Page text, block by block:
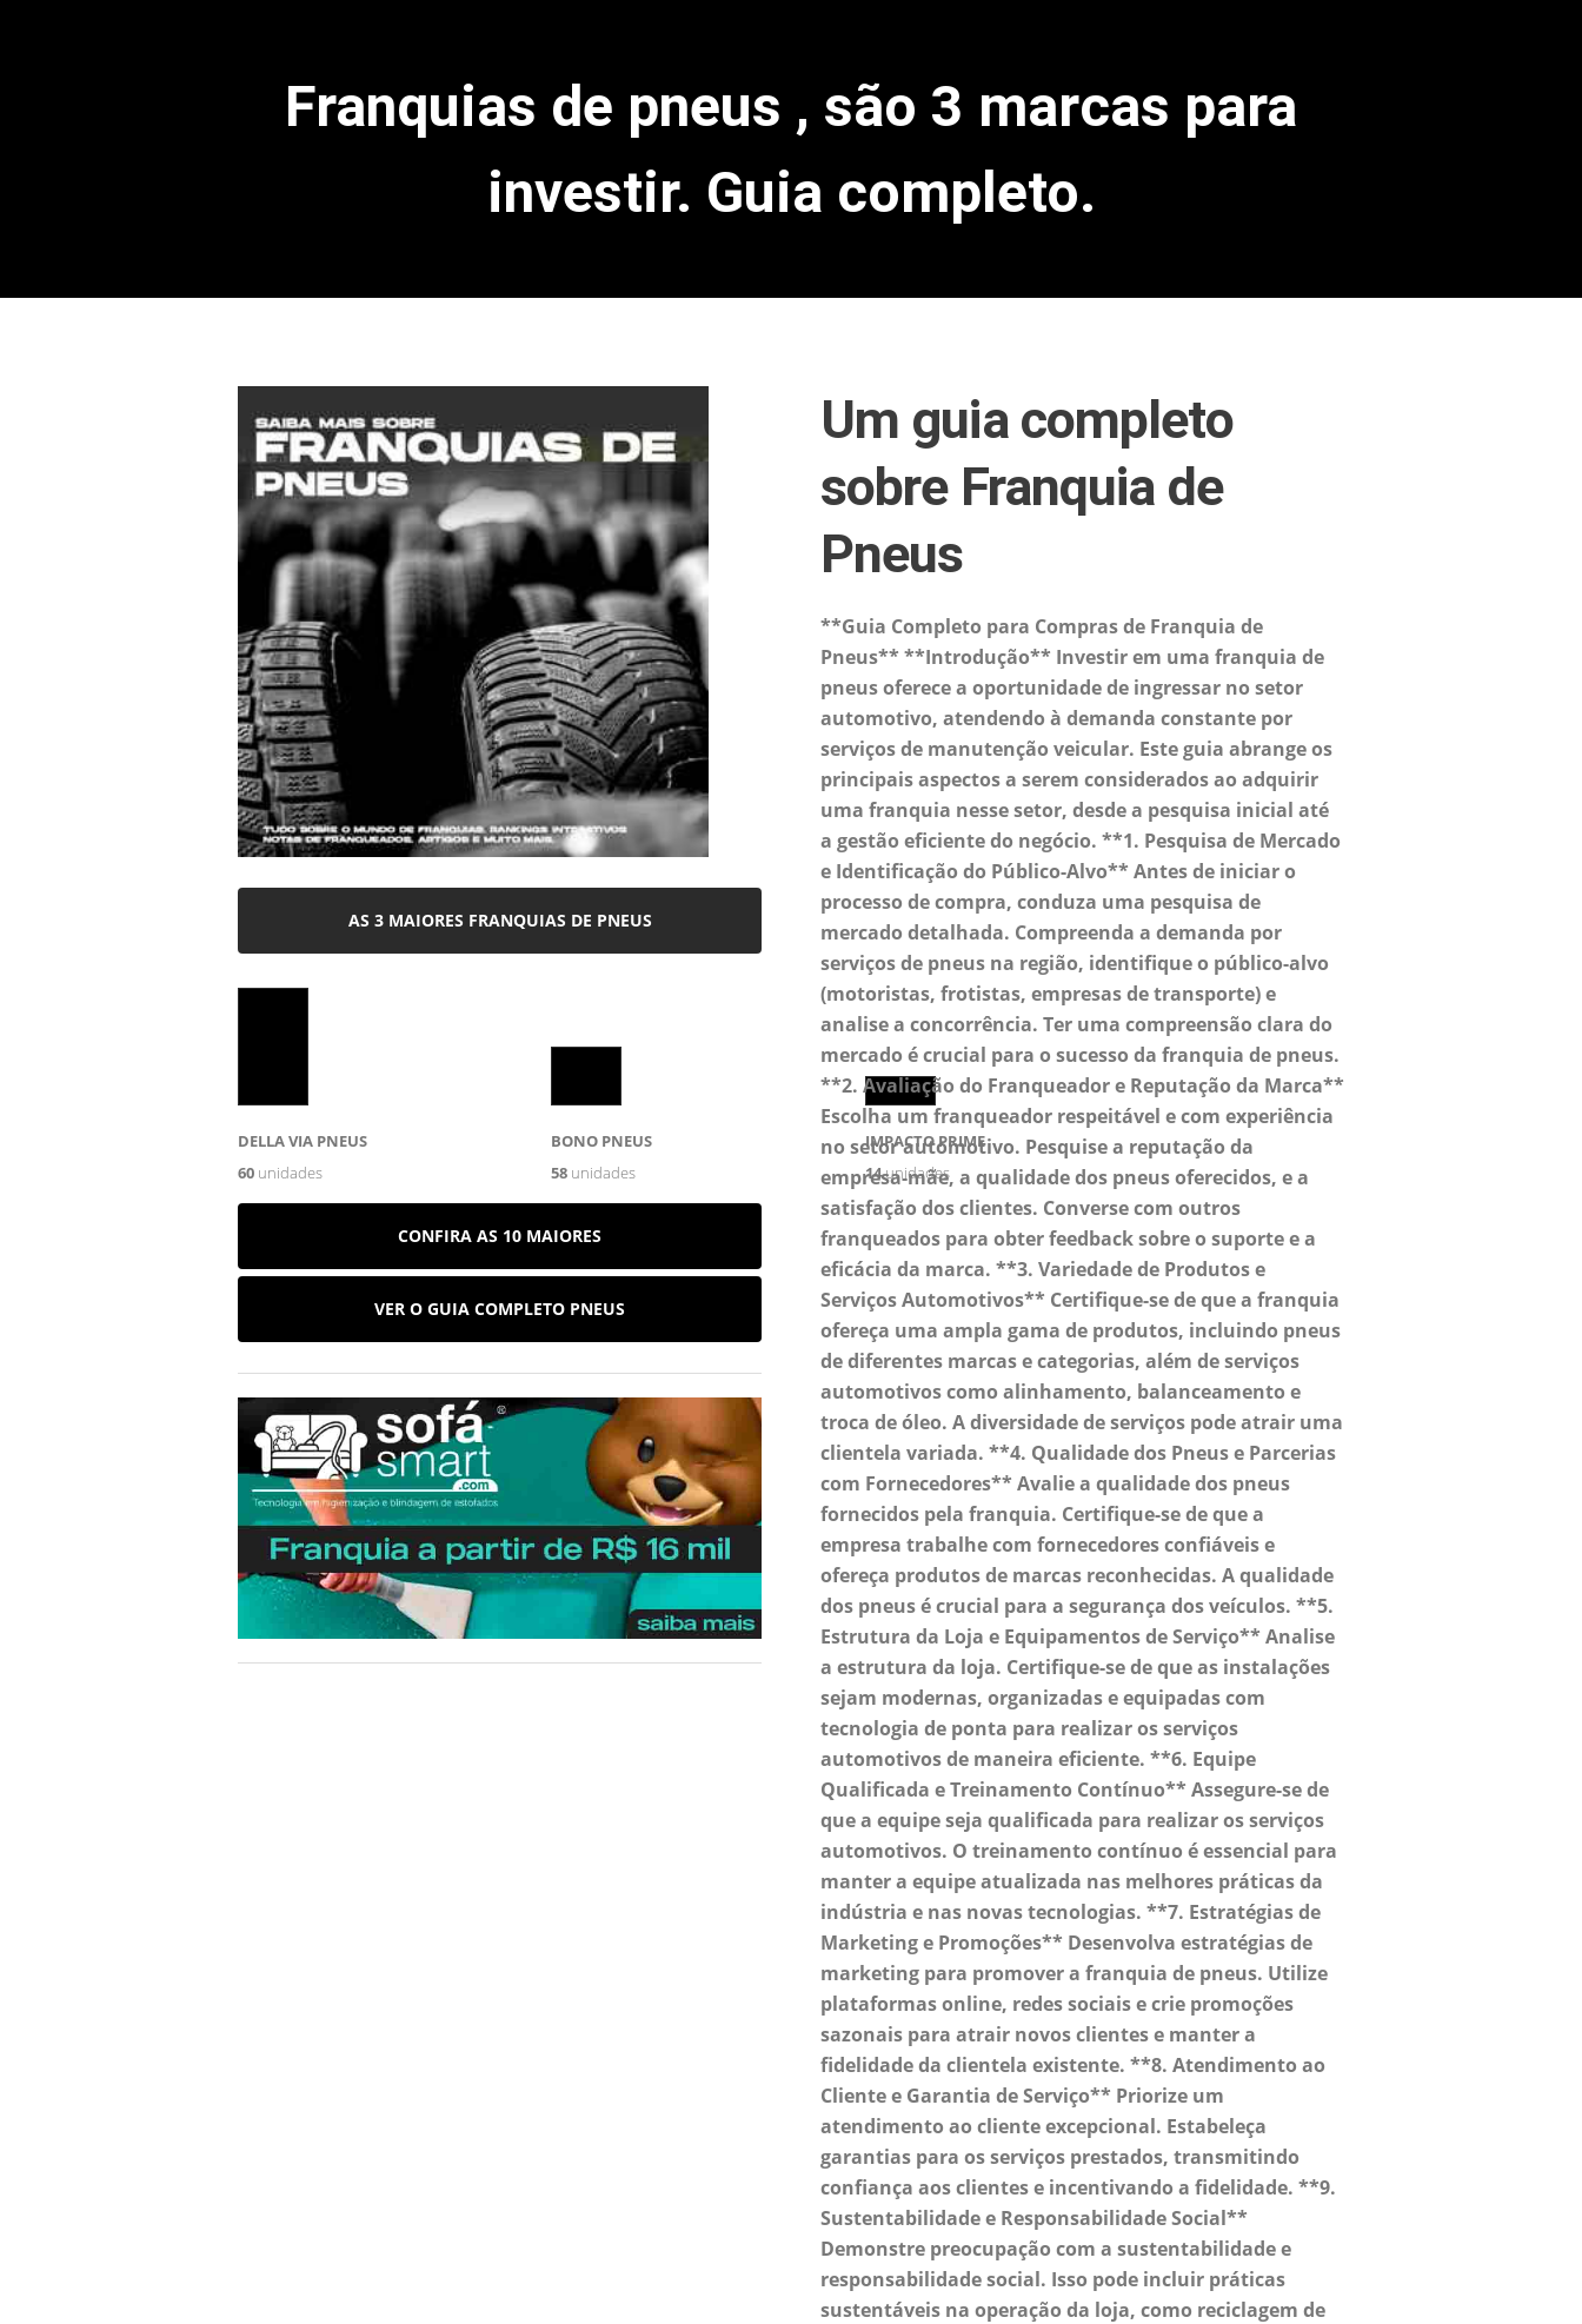
Franquias de pneus , são 3 marcas para
investir. Guia completo.
AS 3 MAIORES FRANQUIAS DE PNEUS
DELLA VIA PNEUS
60 unidades
BONO PNEUS
58 unidades
IMPACTO PRIME
14unidades
CONFIRA AS 10 MAIORES
VER O GUIA COMPLETO PNEUS
Um guia completo
sobre Franquia de
Pneus
**Guia Completo para Compras de Franquia de
Pneus** **Introdução** Investir em uma franquia de
pneus oferece a oportunidade de ingressar no setor
automotivo, atendendo à demanda constante por
serviços de manutenção veicular. Este guia abrange os
principais aspectos a serem considerados ao adquirir
uma franquia nesse setor, desde a pesquisa inicial até
a gestão eficiente do negócio. **1. Pesquisa de Mercado
e Identificação do Público-Alvo** Antes de iniciar o
processo de compra, conduza uma pesquisa de
mercado detalhada. Compreenda a demanda por
serviços de pneus na região, identifique o público-alvo
(motoristas, frotistas, empresas de transporte) e
analise a concorrência. Ter uma compreensão clara do
mercado é crucial para o sucesso da franquia de pneus.
**2. Avaliação do Franqueador e Reputação da Marca**
Escolha um franqueador respeitável e com experiência
no setor automotivo. Pesquise a reputação da
empresa-mãe, a qualidade dos pneus oferecidos, e a
satisfação dos clientes. Converse com outros
franqueados para obter feedback sobre o suporte e a
eficácia da marca. **3. Variedade de Produtos e
Serviços Automotivos** Certifique-se de que a franquia
ofereça uma ampla gama de produtos, incluindo pneus
de diferentes marcas e categorias, além de serviços
automotivos como alinhamento, balanceamento e
troca de óleo. A diversidade de serviços pode atrair uma
clientela variada. **4. Qualidade dos Pneus e Parcerias
com Fornecedores** Avalie a qualidade dos pneus
fornecidos pela franquia. Certifique-se de que a
empresa trabalhe com fornecedores confiáveis e
ofereça produtos de marcas reconhecidas. A qualidade
dos pneus é crucial para a segurança dos veículos. **5.
Estrutura da Loja e Equipamentos de Serviço** Analise
a estrutura da loja. Certifique-se de que as instalações
sejam modernas, organizadas e equipadas com
tecnologia de ponta para realizar os serviços
automotivos de maneira eficiente. **6. Equipe
Qualificada e Treinamento Contínuo** Assegure-se de
que a equipe seja qualificada para realizar os serviços
automotivos. O treinamento contínuo é essencial para
manter a equipe atualizada nas melhores práticas da
indústria e nas novas tecnologias. **7. Estratégias de
Marketing e Promoções** Desenvolva estratégias de
marketing para promover a franquia de pneus. Utilize
plataformas online, redes sociais e crie promoções
sazonais para atrair novos clientes e manter a
fidelidade da clientela existente. **8. Atendimento ao
Cliente e Garantia de Serviço** Priorize um
atendimento ao cliente excepcional. Estabeleça
garantias para os serviços prestados, transmitindo
confiança aos clientes e incentivando a fidelidade. **9.
Sustentabilidade e Responsabilidade Social**
Demonstre preocupação com a sustentabilidade e
responsabilidade social. Isso pode incluir práticas
sustentáveis na operação da loja, como reciclagem de